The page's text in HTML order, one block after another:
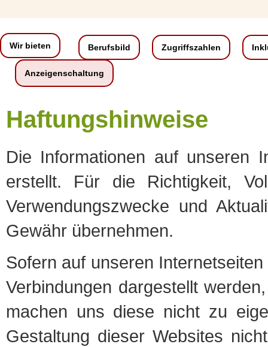
Wir bieten Berufsbild Zugriffszahlen
Anzeigenschaltung
Haftungshinweise
Die Informationen auf unseren
erstellt. Für die Richtigkeit,
Verwendungszwecke und
Gewähr übernehmen.
Sofern auf unseren
Verbindungen dargestellt
machen uns diese nicht zu
Gestaltung dieser Websites